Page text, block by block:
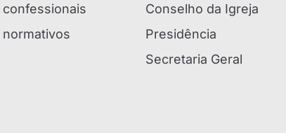
Conselho da Igreja
Presidência
Secretaria Geral